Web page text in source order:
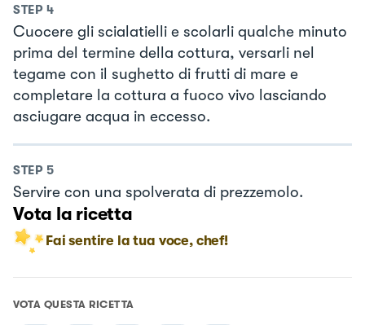
STEP 4
Cuocere gli scialatielli e scolarli qualche minuto
prima del termine della cottura, versarli nel
tegame con il sughetto di frutti di mare e
completare la cottura a fuoco vivo lasciando
asciugare acqua in eccesso.
STEP 5
Servire con una spolverata di prezzemolo.
Vota la ricetta
Fai sentire la tua voce, chef!
VOTA QUESTA RICETTA